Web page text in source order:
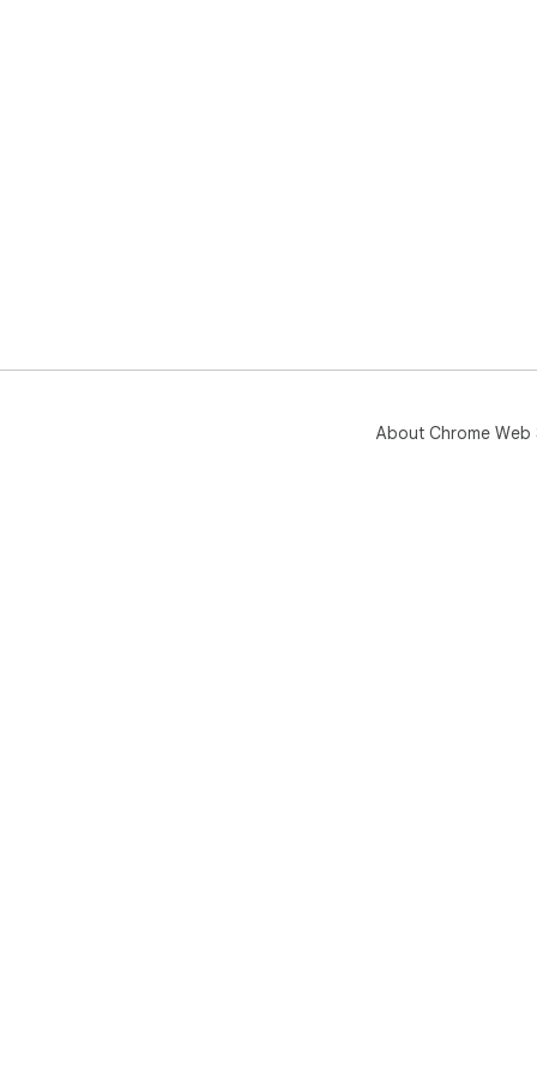
About Chrome Web